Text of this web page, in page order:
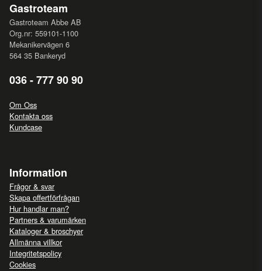
Gastroteam
Gastroteam Abbe AB
Org.nr: 559101-1100
Mekanikervägen 6
564 35 Bankeryd
036 - 777 90 90
Om Oss
Kontakta oss
Kundcase
Information
Frågor & svar
Skapa offertförfrågan
Hur handlar man?
Partners & varumärken
Kataloger & broschyer
Allmänna villkor
Integritetspolicy
Cookies